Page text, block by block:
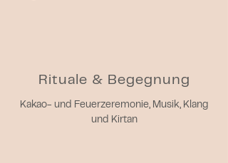
Rituale & Begegnung
Kakao- und Feuerzeremonie, Musik, Klang
und Kirtan